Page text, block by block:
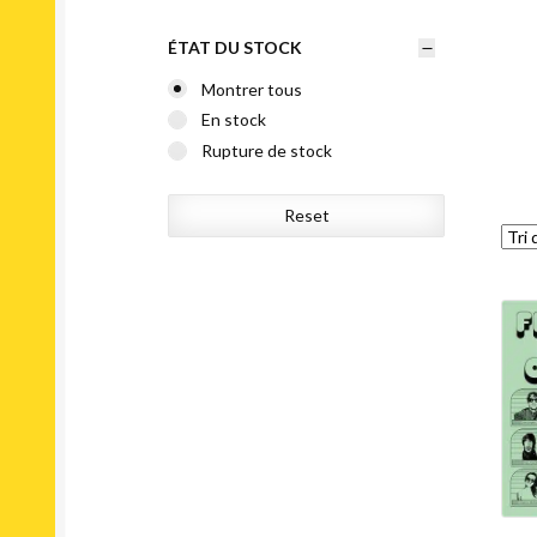
ÉTAT DU STOCK
Montrer tous
En stock
Rupture de stock
Reset